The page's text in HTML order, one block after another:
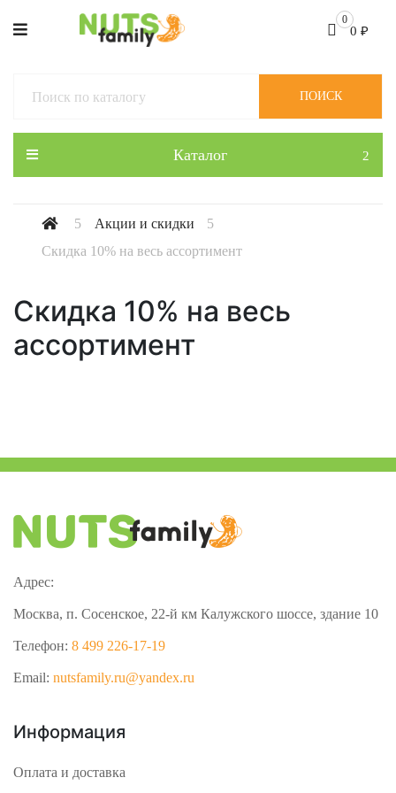
0
0 ₽
Каталог
ПОИСК
Акции и скидки
Скидка 10% на весь ассортимент
Скидка 10% на весь
ассортимент
Адрес:
Москва, п. Сосенское, 22-й км Калужского шоссе, здание 10
Телефон: 8 499 226-17-19
Email: nutsfamily.ru@yandex.ru
Информация
Оплата и доставка